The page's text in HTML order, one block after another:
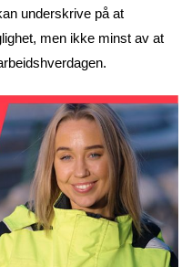
underskrive på at
men ikke minst av at